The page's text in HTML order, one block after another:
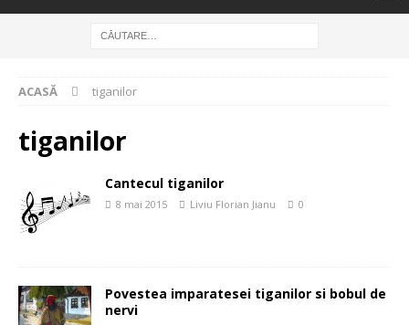
ACASĂ tiganilor
tiganilor
Cantecul tiganilor
8 mai 2015 Liviu Florian Jianu 0
Povestea imparatesei tiganilor si bobul de
nervi